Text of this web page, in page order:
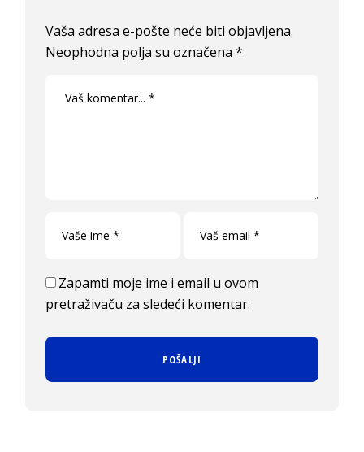
Vaša adresa e-pošte neće biti objavljena.
Neophodna polja su označena*
Zapamti moje ime i email u ovom
pretraživaču za sledeći komentar.